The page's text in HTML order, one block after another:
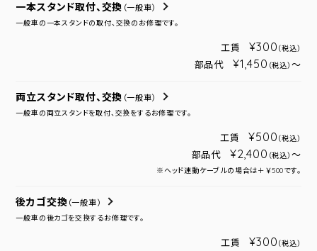
一本スタンド取付、交換 （一般車）
一般車の一本スタンドの取付、交換のお修理です。
工賃 ¥300 （税込）
部品代 ¥1,450 （税込） ～
両立スタンド取付、交換 （一般車）
一般車の両立スタンドを取付、交換をするお修理です。
工賃 ¥500 （税込）
部品代 ¥2,400 （税込） ～
※ヘッド連動ケーブルの場合は＋￥500です。
後カゴ交換 （一般車）
一般車の後カゴを交換するお修理です。
工賃 ¥300 （税込）